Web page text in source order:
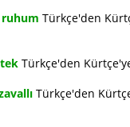
ruhum Türkçe'den
Türkçe'den
Türkçe'den